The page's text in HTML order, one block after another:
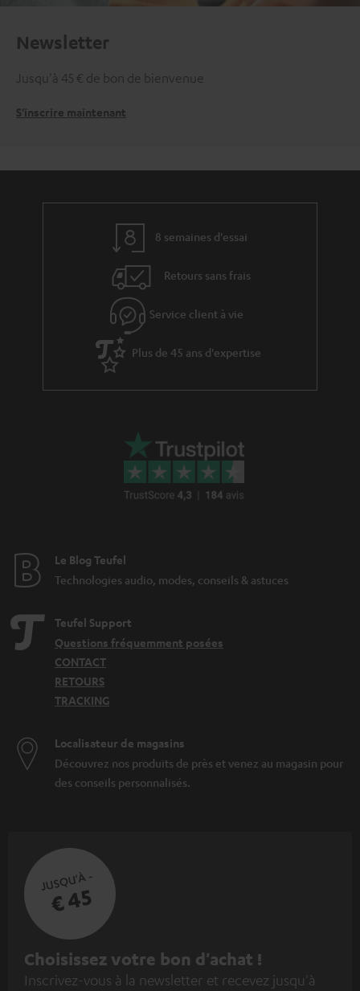
Newsletter
Jusqu'à 45 € de bon de bienvenue
S'inscrire maintenant
8 semaines d'essai
Retours sans frais
Service client à vie
Plus de 45 ans d'expertise
Le Blog Teufel
Technologies audio, modes, conseils & astuces
Teufel Support
Questions fréquemment posées
CONTACT
RETOURS
TRACKING
Localisateur de magasins
Découvrez nos produits de près et venez au magasin pour
des conseils personnalisés.
JUSQU'À -
€ 45
I
n
Choisissez votre bon d'achat !
Inscrivez-vous à la newsletter et recevez jusqu'à